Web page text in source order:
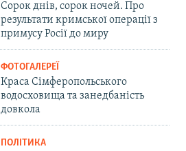
Сорок днів, сорок ночей. Про
результати кримської операції з
примусу Росії до миру
ФОТОГАЛЕРЕЇ
Краса Сімферопольського
водосховища та занедбаність
довкола
ПОЛІТИКА